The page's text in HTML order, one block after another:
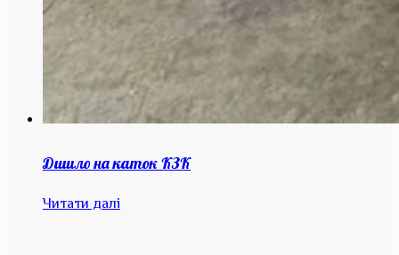
Дишло на каток КЗК
Читати далі